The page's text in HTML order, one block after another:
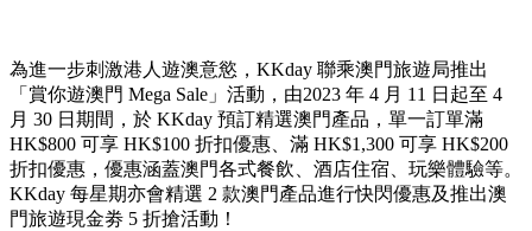
為進一步刺激港人遊澳意慾，KKday 聯乘澳門旅遊局推出
「賞你遊澳門 Mega Sale」活動，由2023 年 4 月 11 日起至 4
月 30 日期間，於 KKday 預訂精選澳門產品，單一訂單滿
HK$800 可享 HK$100 折扣優惠、滿 HK$1,300 可享 HK$200
折扣優惠，優惠涵蓋澳門各式餐飲、酒店住宿、玩樂體驗等。
KKday 每星期亦會精選 2 款澳門產品進行快閃優惠及推出澳
門旅遊現金劵 5 折搶活動！